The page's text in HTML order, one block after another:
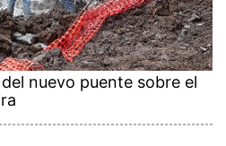
nuevo puente sobre el